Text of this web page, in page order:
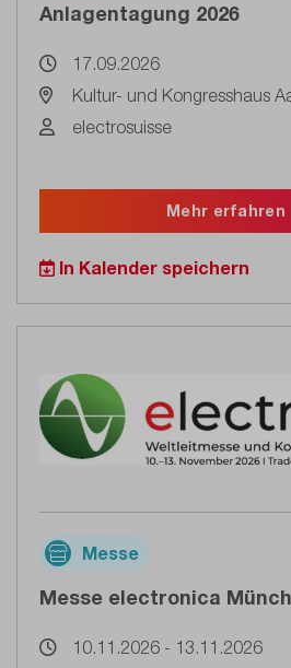
Anlagentagung 2026
17.09.2026
Kultur- und Kongresshaus
electrosuisse
In Kalender speichern
Messe
Messe electronica
10.11.2026 - 13.11.2026